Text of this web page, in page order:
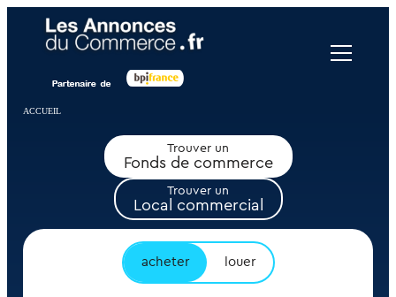
ACCUEIL
Trouver un
Fonds de commerce
Trouver un
Local commercial
acheter louer
Panneau de gestion des cookies